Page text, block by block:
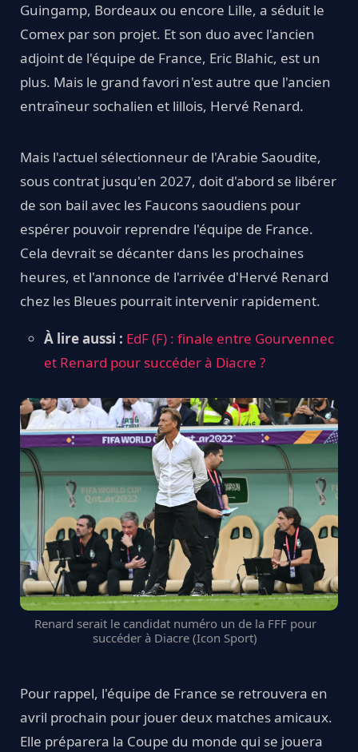
Guingamp, Bordeaux ou encore Lille, a séduit le
Comex par son projet. Et son duo avec l'ancien
adjoint de l'équipe de France, Eric Blahic, est un
plus. Mais le grand favori n'est autre que l'ancien
entraîneur sochalien et lillois, Hervé Renard.
Mais l'actuel sélectionneur de l'Arabie Saoudite,
sous contrat jusqu'en 2027, doit d'abord se libérer
de son bail avec les Faucons saoudiens pour
espérer pouvoir reprendre l'équipe de France.
Cela devrait se décanter dans les prochaines
heures, et l'annonce de l'arrivée d'Hervé Renard
chez les Bleues pourrait intervenir rapidement.
À lire aussi : EdF (F) : finale entre Gourvennec
et Renard pour succéder à Diacre ?
Renard serait le candidat numéro un de la FFF pour
succéder à Diacre (Icon Sport)
Pour rappel, l'équipe de France se retrouvera en
avril prochain pour jouer deux matches amicaux.
Elle préparera la Coupe du monde qui se jouera